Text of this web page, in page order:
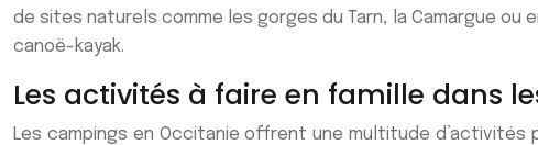
de sites naturels comme les gorges du Tarn, la Camargue
canoë-kayak.
Les activités à faire en famille dans
Les campings en Occitanie offrent une multitude